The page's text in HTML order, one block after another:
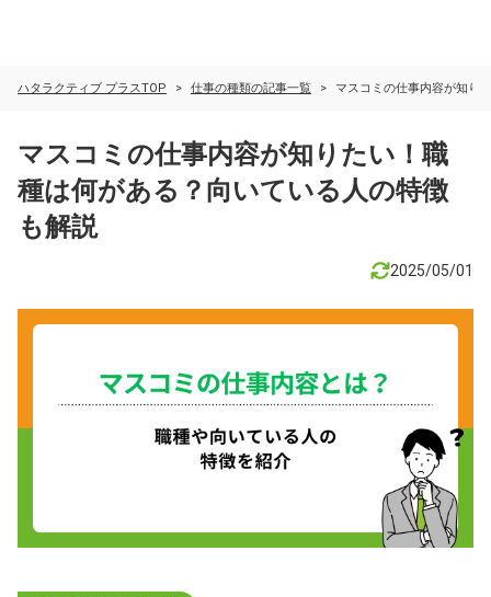
ハタラクティブ プラスTOP 仕事の種類の記事一覧 マスコミの仕事内容が知り
マスコミの仕事内容が知りたい！職
種は何がある？向いている人の特徴
も解説
2025/05/01